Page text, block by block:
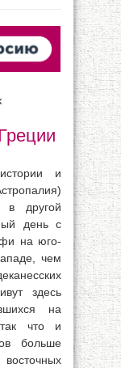
и
в другой
день с
на юго-
чем
здесь
на
что и
больше